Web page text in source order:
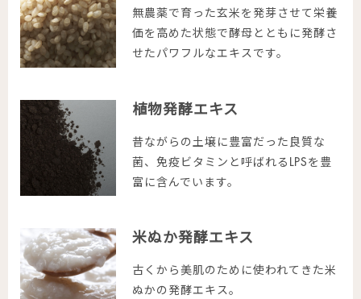
無農薬で育った玄米を発芽させて栄養
価を高めた状態で酵母とともに発酵さ
せたパワフルなエキスです。
植物発酵エキス
昔ながらの土壌に豊富だった良質な
菌、免疫ビタミンと呼ばれるLPSを豊
富に含んでいます。
米ぬか発酵エキス
古くから美肌のために使われてきた米
ぬかの発酵エキス。